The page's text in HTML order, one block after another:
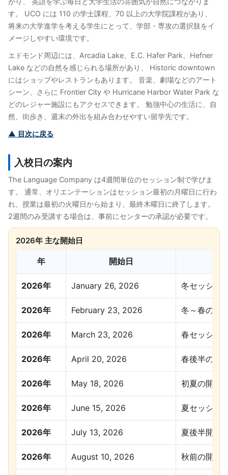
す。 UCO には 110 の学士課程、70 以上の大学院課程があり、
将来の大学進学を考える学生にとって、学部・専攻の選択肢をイ
メージしやすい環境です。
エドモンド周辺には、Arcadia Lake、E.C. Hafer Park、Hefner
Lake などの自然を感じられる場所があり、 Historic downtown
にはショップやレストランもあります。 音楽、劇場などのアート
シーン、さらに Frontier City や Hurricane Harbor Water Park な
どのレジャー施設にもアクセスできます。 勉強中心の生活に、自
然、街歩き、週末の外出を組み合わせやすい留学先です。
▲ 目次に戻る
入校日の案内
The Language Company は4週間単位のセッション制で学びま
す。 通常、オリエンテーションはセッション最初の月曜日に行わ
れ、授業は最初の火曜日から始まり、最終木曜日に終了します。
2週間のみ受講する場合は、事前にセンターの承認が必要です。
2026年 主な開始日
年 開始日
2026年 January 26, 2026 冬セッショ
2026年 February 23, 2026 冬～春の開
2026年 March 23, 2026 春セッショ
2026年 April 20, 2026 春後半の開
2026年 May 18, 2026 初夏の開始
2026年 June 15, 2026 夏セッショ
2026年 July 13, 2026 夏後半開始
2026年 August 10, 2026 秋前の開始